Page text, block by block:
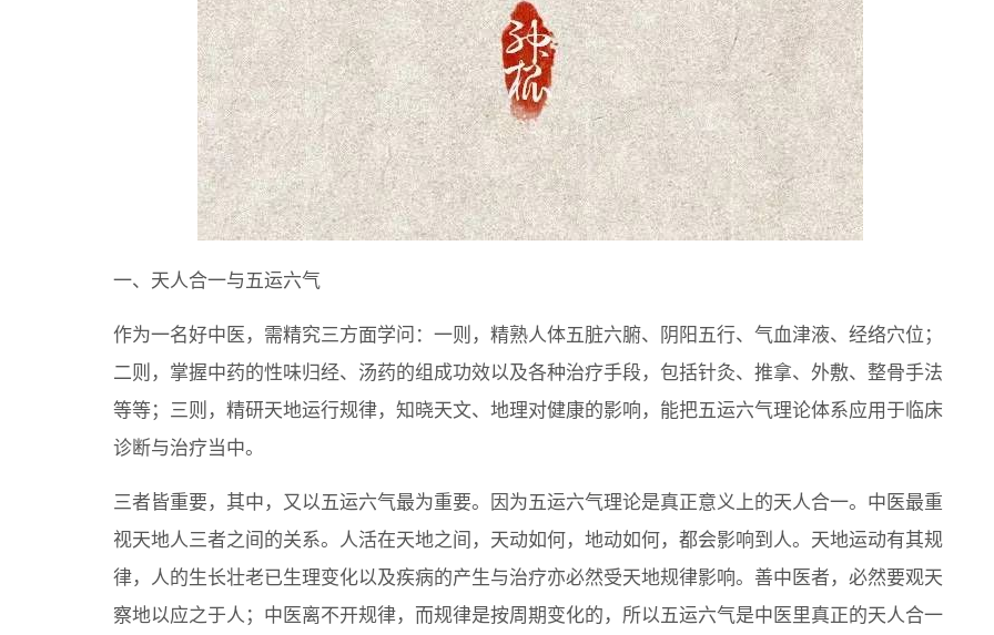
一、天人合一与五运六气
作为一名好中医，需精究三方面学问：一则，精熟人体五脏六腑、阴阳五行、气血津液、经络穴位；
二则，掌握中药的性味归经、汤药的组成功效以及各种治疗手段，包括针灸、推拿、外敷、整骨手法
等等；三则，精研天地运行规律，知晓天文、地理对健康的影响，能把五运六气理论体系应用于临床
诊断与治疗当中。
三者皆重要，其中，又以五运六气最为重要。因为五运六气理论是真正意义上的天人合一。中医最重
视天地人三者之间的关系。人活在天地之间，天动如何，地动如何，都会影响到人。天地运动有其规
律，人的生长壮老已生理变化以及疾病的产生与治疗亦必然受天地规律影响。善中医者，必然要观天
察地以应之于人；中医离不开规律，而规律是按周期变化的，所以五运六气是中医里真正的天人合一